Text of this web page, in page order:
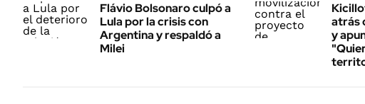
Flávio Bolsonaro culpó a
Lula por la crisis con
Argentina y respaldó a
Milei
atrás
y